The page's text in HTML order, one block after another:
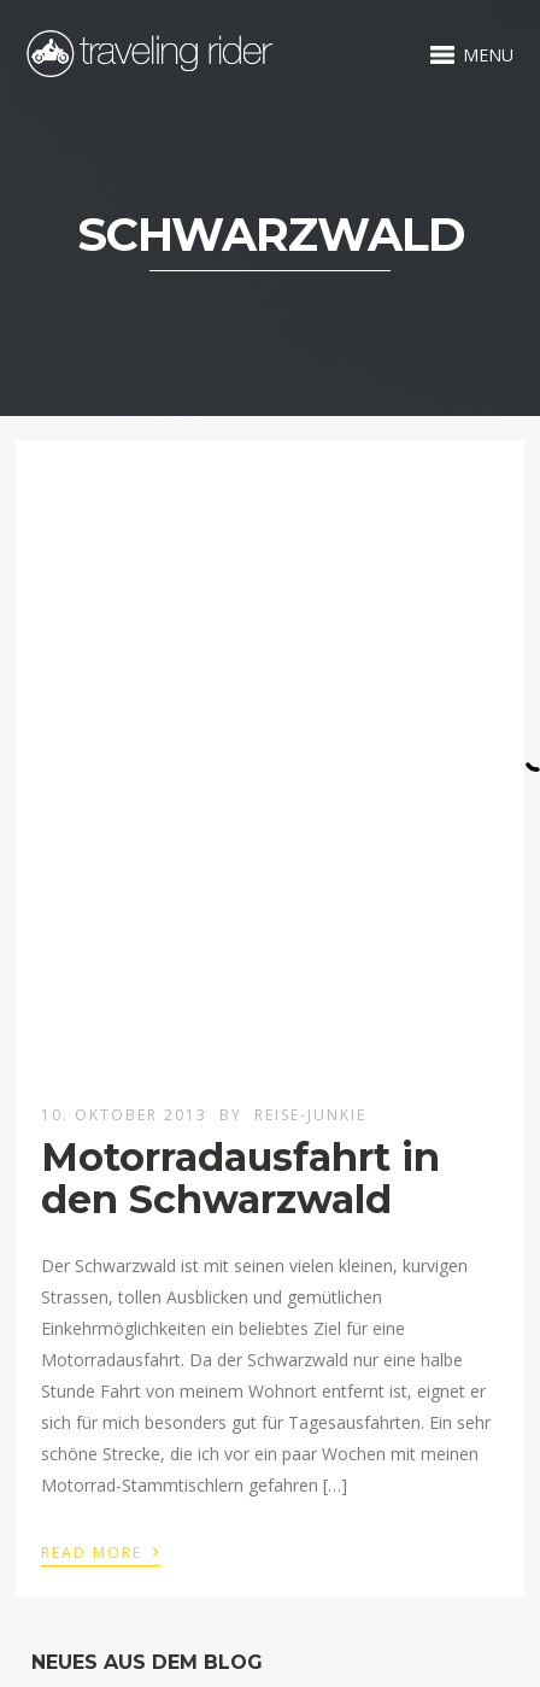
MENU
SCHWARZWALD
10. OKTOBER 2013 BY REISE-JUNKIE
Motorradausfahrt in
den Schwarzwald
Der Schwarzwald ist mit seinen vielen kleinen, kurvigen
Strassen, tollen Ausblicken und gemütlichen
Einkehrmöglichkeiten ein beliebtes Ziel für eine
Motorradausfahrt. Da der Schwarzwald nur eine halbe
Stunde Fahrt von meinem Wohnort entfernt ist, eignet er
sich für mich besonders gut für Tagesausfahrten. Ein sehr
schöne Strecke, die ich vor ein paar Wochen mit meinen
Motorrad-Stammtischlern gefahren […]
READ MORE ›
NEUES AUS DEM BLOG